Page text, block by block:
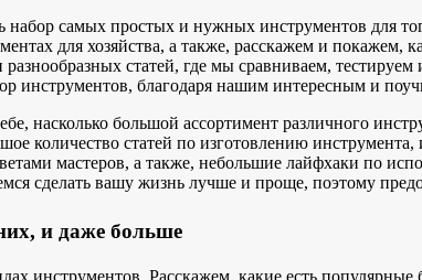
самых простых и нужных инструментов для
для хозяйства, а также, расскажем и
статей, где мы сравниваем,
инструментов, благодаря нашим интересным и
насколько большой ассортимент различного
количество статей по изготовлению
мастеров, а также, небольшие лайфхаки по
сделать вашу жизнь лучше и проще, поэтому
и даже больше
инструментов. Расскажем, какие есть